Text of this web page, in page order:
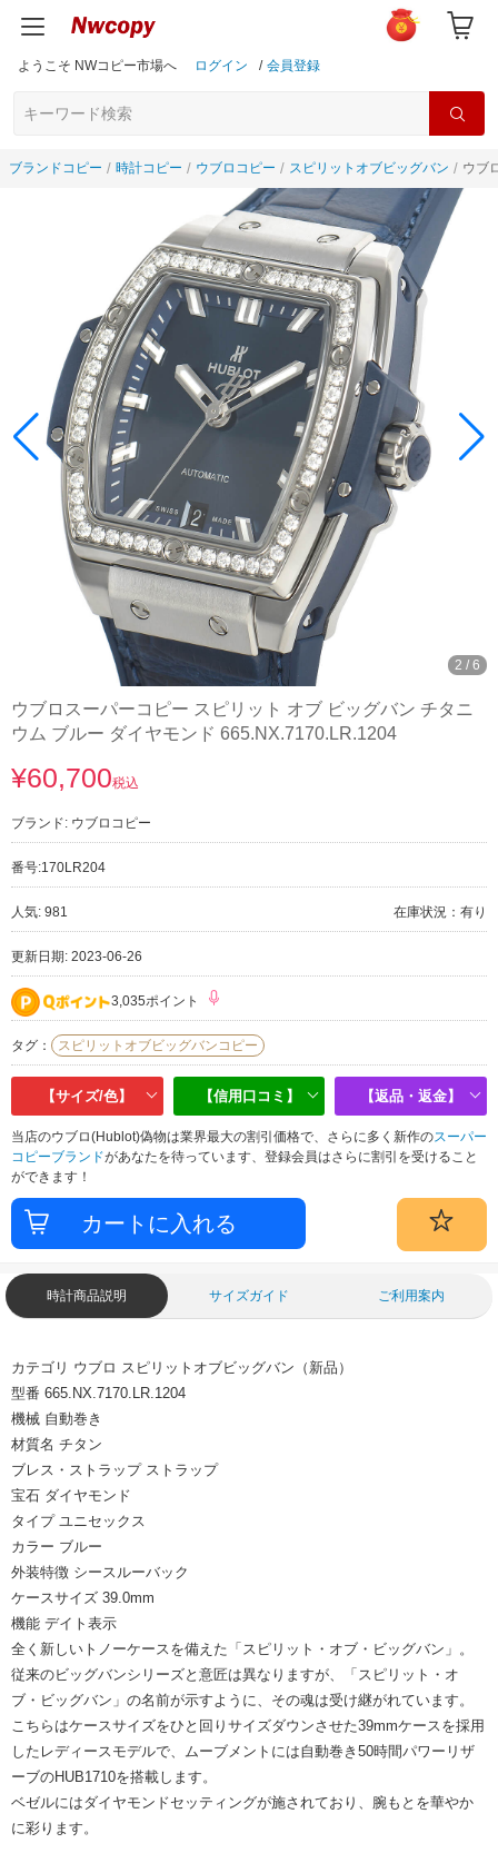
ようこそ NWコピー市場へ ログイン / 会員登録
ブランドコピー 時計コピー ウブロコピー スピリットオブビッグバン ウブ
3 / 6
ウブロスーパーコピー スピリット オブ ビッグバン チタニ
ウム ブルー ダイヤモンド 665.NX.7170.LR.1204
¥60,700税込
ブランド: ウブロコピー
番号:170LR204
人気: 981 在庫状況：有り
更新日期: 2023-06-26
3,035ポイント
タグ： スピリットオブビッグバンコピー
【サイズ/色】 【信用口コミ】 【返品・返金】
当店のウブロ(Hublot)偽物は業界最大の割引価格で、さらに多く新作のスーパー
コピーブランドがあなたを待っています、登録会員はさらに割引を受けること
ができます！
時計商品説明 サイズガイド ご利用案内
カテゴリ ウブロ スピリットオブビッグバン（新品）
型番 665.NX.7170.LR.1204
機械 自動巻き
材質名 チタン
ブレス・ストラップ ストラップ
宝石 ダイヤモンド
タイプ ユニセックス
カラー ブルー
外装特徴 シースルーバック
ケースサイズ 39.0mm
機能 デイト表示
全く新しいトノーケースを備えた「スピリット・オブ・ビッグバン」。
従来のビッグバンシリーズと意匠は異なりますが、「スピリット・オ
ブ・ビッグバン」の名前が示すように、その魂は受け継がれています。
こちらはケースサイズをひと回りサイズダウンさせた39mmケースを採用
したレディースモデルで、ムーブメントには自動巻き50時間パワーリザ
ーブのHUB1710を搭載します。
ベゼルにはダイヤモンドセッティングが施されており、腕もとを華やか
に彩ります。